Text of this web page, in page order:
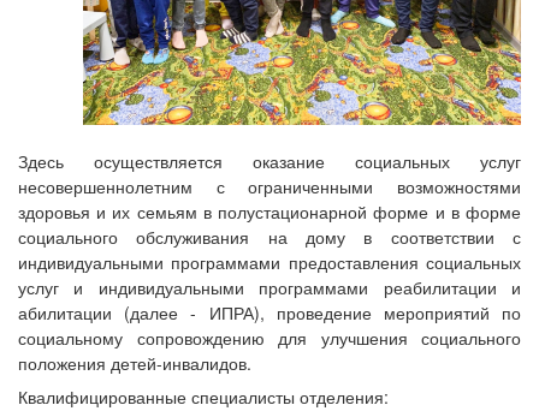
Здесь осуществляется оказание социальных услуг
несовершеннолетним с ограниченными возможностями
здоровья и их семьям в полустационарной форме и в форме
социального обслуживания на дому в соответствии с
индивидуальными программами предоставления социальных
услуг и индивидуальными программами реабилитации и
абилитации (далее - ИПРА), проведение мероприятий по
социальному сопровождению для улучшения социального
положения детей-инвалидов.
Квалифицированные специалисты отделения: